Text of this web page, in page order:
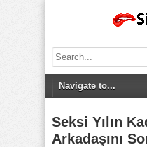
Search
for:
Seksi Yılın
Arkadaşını